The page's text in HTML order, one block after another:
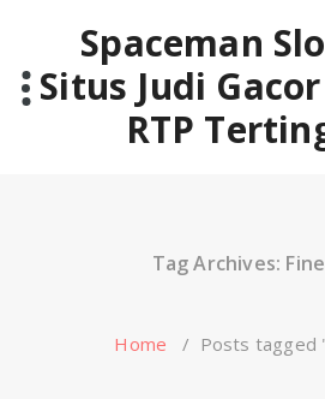
Spaceman
Situs Judi
RTP
Tag Archives:
Home / Posts tagged